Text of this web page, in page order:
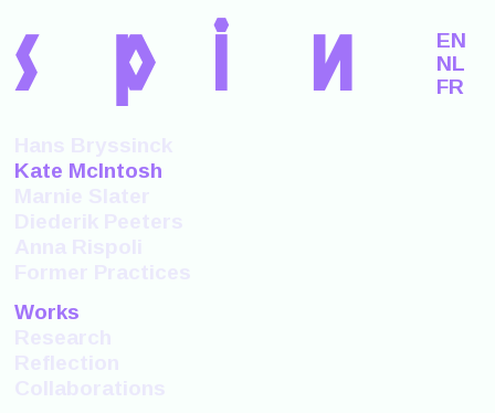
s p i n
Kate McIntosh
Works
EN
NL
FR